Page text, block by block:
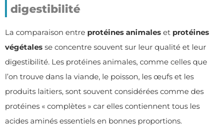
digestibilité
La comparaison entre protéines animales et protéines
végétales se concentre souvent sur leur qualité et leur
digestibilité. Les protéines animales, comme celles que
l’on trouve dans la viande, le poisson, les œufs et les
produits laitiers, sont souvent considérées comme des
protéines « complètes » car elles contiennent tous les
acides aminés essentiels en bonnes proportions.